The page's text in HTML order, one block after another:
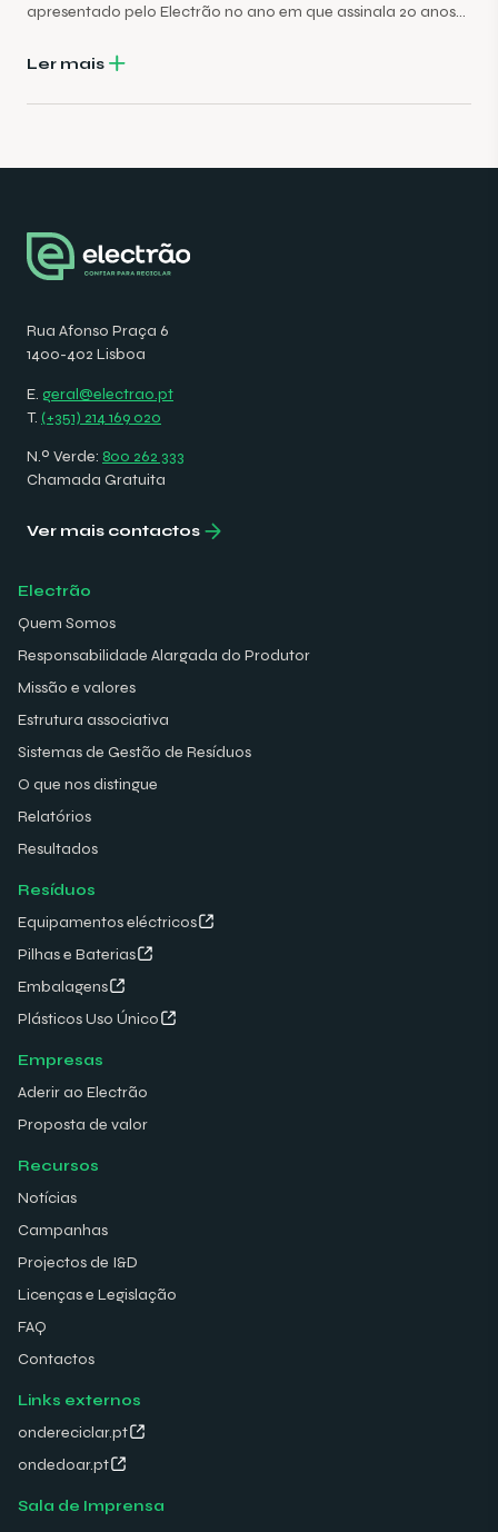
apresentado pelo Electrão no ano em que assinala 20 anos
Ler mais
Rua Afonso Praça 6
1400-402 Lisboa
E. geral@electrao.pt
T. (+351) 214 169 020
N.º Verde: 800 262 333
Chamada Gratuita
Ver mais contactos
Electrão
Quem Somos
Responsabilidade Alargada do Produtor
Missão e valores
Estrutura associativa
Sistemas de Gestão de Resíduos
O que nos distingue
Relatórios
Resultados
Resíduos
Equipamentos eléctricos
Pilhas e Baterias
Embalagens
Plásticos Uso Único
Empresas
Aderir ao Electrão
Proposta de valor
Recursos
Notícias
Campanhas
Projectos de I&D
Licenças e Legislação
FAQ
Contactos
Links externos
ondereciclar.pt
ondedoar.pt
Sala de Imprensa